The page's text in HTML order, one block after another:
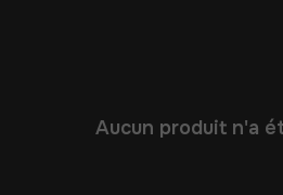
Aucun produit n'a